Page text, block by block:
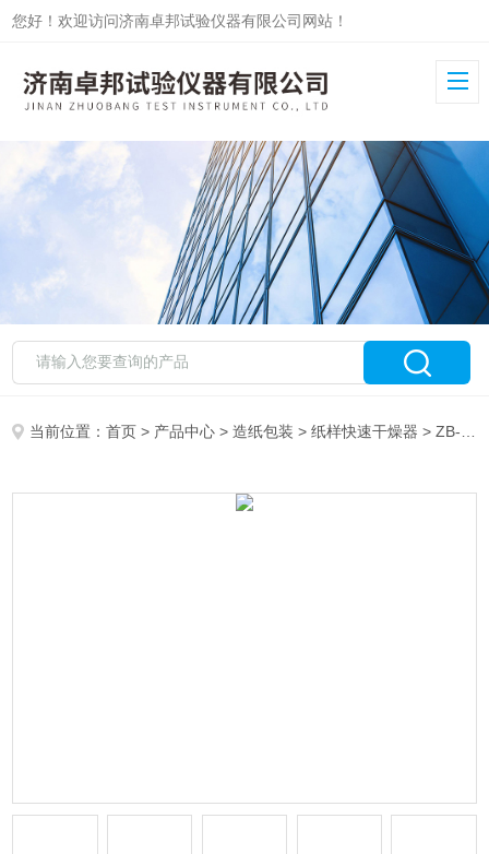
您好！欢迎访问济南卓邦试验仪器有限公司网站！
当前位置：首页 > 产品中心 >造纸包装 >纸样快速干燥器 > ZB-GZQ实验室弧形纸样快速干燥器